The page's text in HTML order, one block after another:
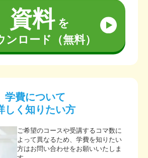
資料を
ンロード（無料）
学費について
しく知りたい方
ご希望のコースや受講するコマ数に
よって異なるため、学費を知りたい
方はお問い合わせをお願いいたしま